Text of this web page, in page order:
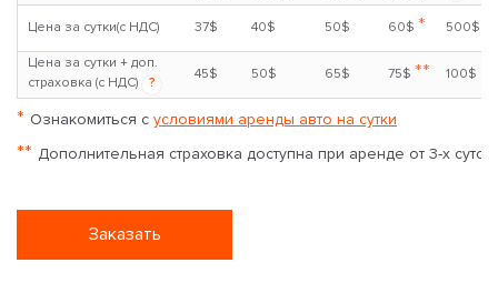
Цена за сутки(с НДС) 37$ 40$ 50$ 60$ * 500$
Цена за сутки + доп.
страховка (с НДС)
?
45$ 50$ 65$ 75$ ** 100$
* Ознакомиться с условиями аренды авто на сутки
** Дополнительная страховка доступна при аренде от 3-х суток
Заказать